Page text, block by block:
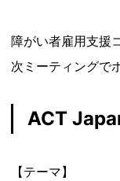
障がい者雇用支援
次ミーティングで
ACT
【テーマ】